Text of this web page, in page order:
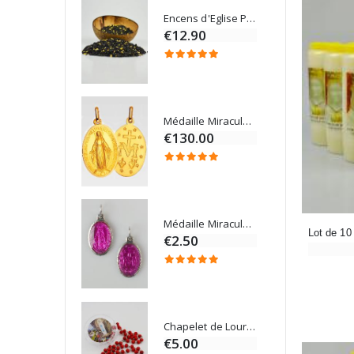
Encens d'Eglise Pontifical 250g
€12.90
Médaille Miraculeuse Or 9 Carats - 10 mm
€130.00
Médaille Miraculeuse Rose - 19mm
€2.50
Chapelet de Lourdes en Bois
€5.00